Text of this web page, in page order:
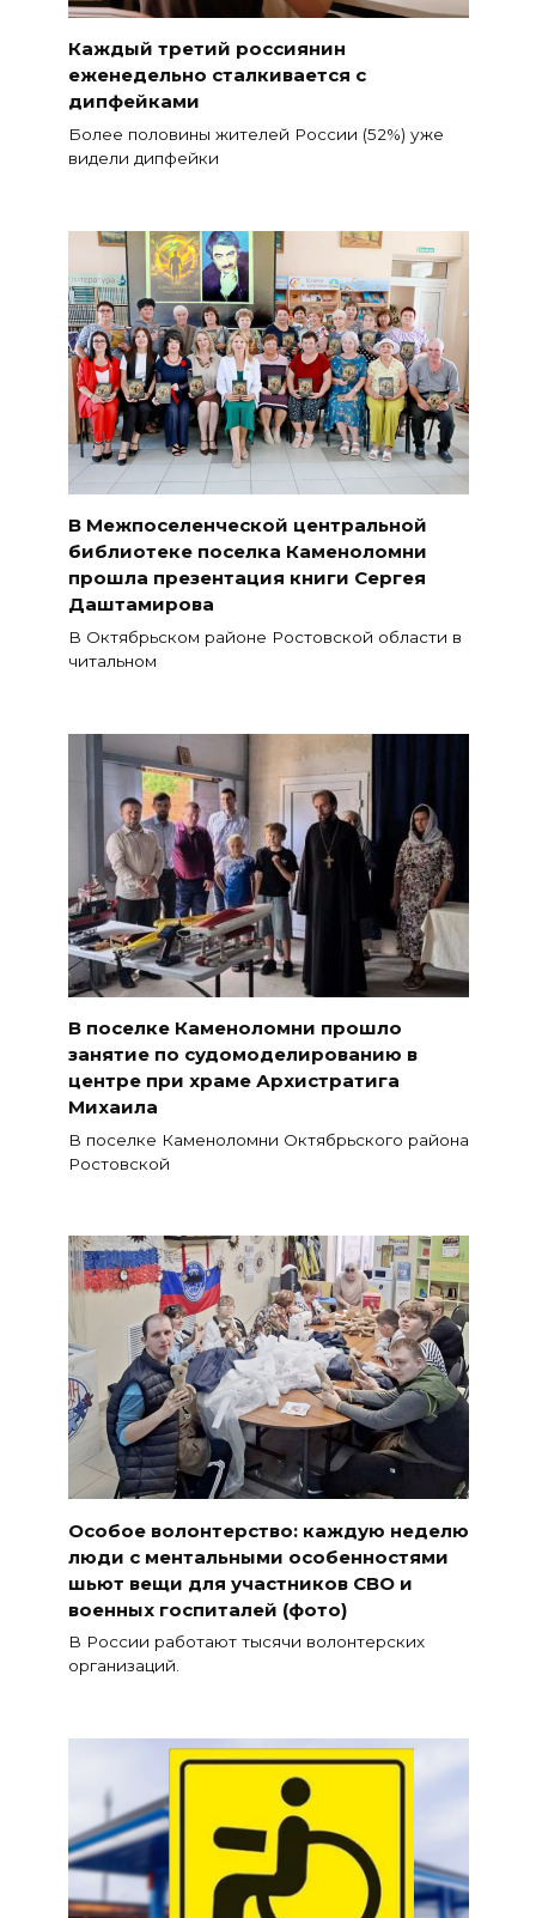
Каждый третий россиянин
еженедельно сталкивается с
дипфейками
Более половины жителей России (52%) уже
видели дипфейки
В Межпоселенческой центральной
библиотеке поселка Каменоломни
прошла презентация книги Сергея
Даштамирова
В Октябрьском районе Ростовской области в
читальном
В поселке Каменоломни прошло
занятие по судомоделированию в
центре при храме Архистратига
Михаила
В поселке Каменоломни Октябрьского района
Ростовской
Особое волонтерство: каждую неделю
люди с ментальными особенностями
шьют вещи для участников СВО и
военных госпиталей (фото)
В России работают тысячи волонтерских
организаций.